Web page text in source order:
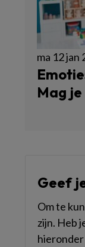
ma 12
Mag
Geef
Om te
zijn. Heb
hieronder